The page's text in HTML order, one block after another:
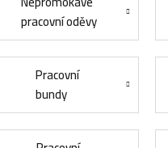
pracovní oděvy
Pracovní
bundy